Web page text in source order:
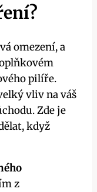
omezení, a
pilíře.
vliv na váš
Zde je
když
z